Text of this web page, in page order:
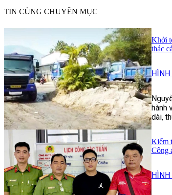
TIN CÙNG CHUYÊN MỤC
Khởi
thác
HÌNH
hành
dài,
Kiểm
Công
HÌNH